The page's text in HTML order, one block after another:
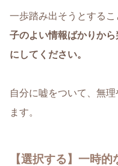
一歩踏み出そうとするこ
子のよい情報ばかりか
にしてください。
自分に嘘をついて、無
ます。
【選択する】一時的